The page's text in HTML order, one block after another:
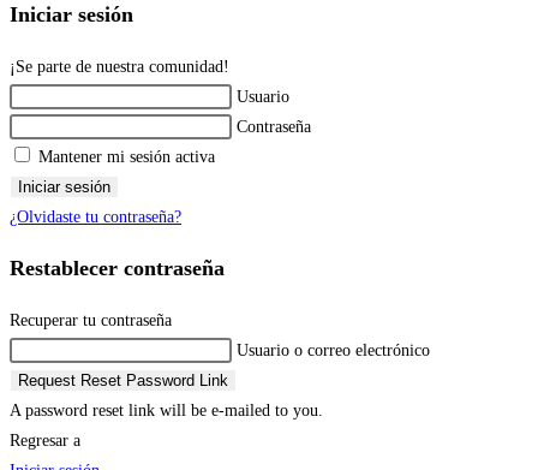
Iniciar sesión
¡Se parte de nuestra comunidad!
Usuario
Contraseña
Mantener mi sesión activa
Iniciar sesión
¿Olvidaste tu contraseña?
Restablecer contraseña
Recuperar tu contraseña
Usuario o correo electrónico
Request Reset Password Link
A password reset link will be e-mailed to you.
Regresar a